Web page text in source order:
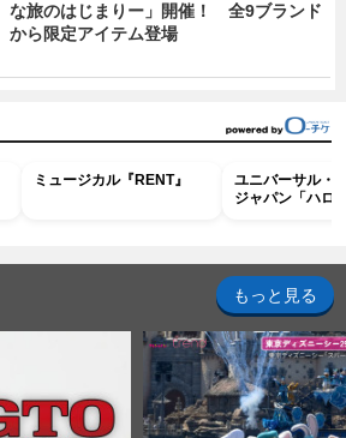
な旅のはじまりー」開催！ 全9ブランド
から限定アイテム登場
ミュージカル『RENT』
ユニバーサル・
ジャパン「ハロ
もっと見る